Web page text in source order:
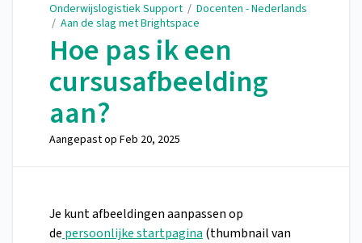
Onderwijslogistiek Support / Docenten - Nederlands
/ Aan de slag met Brightspace
Hoe pas ik een
cursusafbeelding
aan?
Aangepast op Feb 20, 2025
Je kunt afbeeldingen aanpassen op
de persoonlijke startpagina (thumbnail van